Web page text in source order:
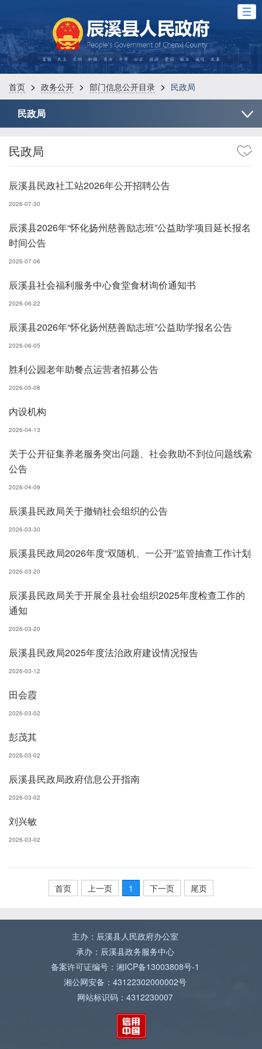
首页 > 政务公开 > 部门信息公开目录 > 民政局
民政局
民政局
辰溪县民政社工站2026年公开招聘公告
2026-07-30
辰溪县2026年“怀化扬州慈善励志班”公益助学项目延长报名
时间公告
2026-07-06
辰溪县社会福利服务中心食堂食材询价通知书
2026-06-22
辰溪县2026年“怀化扬州慈善励志班”公益助学报名公告
2026-06-05
胜利公园老年助餐点运营者招募公告
2026-05-08
内设机构
2026-04-13
关于公开征集养老服务突出问题、社会救助不到位问题线索
公告
2026-04-09
辰溪县民政局关于撤销社会组织的公告
2026-03-30
辰溪县民政局2026年度“双随机、一公开”监管抽查工作计划
2026-03-20
辰溪县民政局关于开展全县社会组织2025年度检查工作的
通知
2026-03-20
辰溪县民政局2025年度法治政府建设情况报告
2026-03-12
田会霞
2026-03-02
彭茂其
2026-03-02
辰溪县民政局政府信息公开指南
2026-03-02
刘兴敏
2026-03-02
首页 上一页 1 下一页 尾页
主办：辰溪县人民政府办公室
承办：辰溪县政务服务中心
备案许可证编号：湘ICP备13003808号-1
湘公网安备：43122302000002号
网站标识码：4312230007